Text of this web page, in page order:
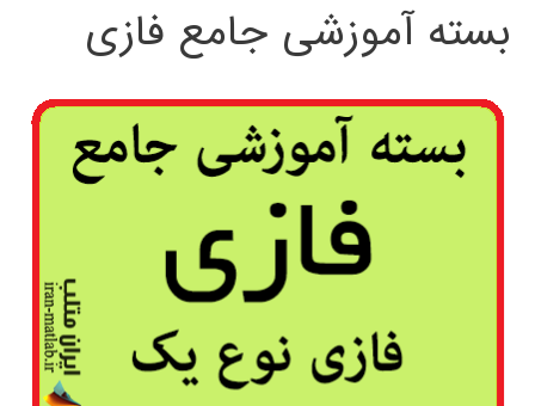
بسته آموزشی جامع فازی